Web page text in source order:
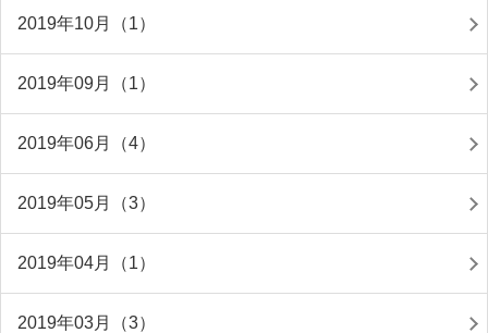
2019年10月（1）
2019年09月（1）
2019年06月（4）
2019年05月（3）
2019年04月（1）
2019年03月（3）